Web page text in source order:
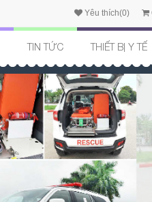
Yêu thích(0)
TIN TỨC THIẾT BỊ Y TẾ